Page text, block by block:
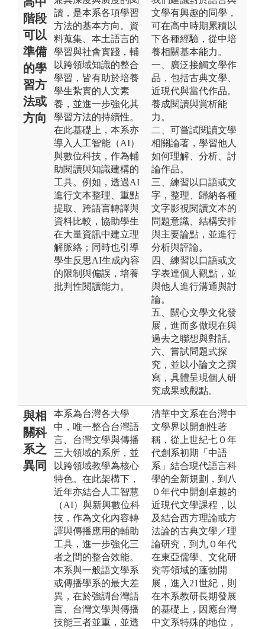
階段
可以
準備
的學
習方
法或
方向
讀，是本系各項學習
方法的基本方向。資
料蒐集、本土語言的
學習與社會實踐，輔
以跨領域知識的整合
學習，皆有助於培養
學生紮實的人文素
養，並進一步強化其
學習方法的持續性。
在此基礎上，本系亦
導入人工智能（AI）
與數位科技，作為輔
助閱讀與知識建構的
工具。例如，透過AI
進行文本整理、重點
提取、跨語言轉譯與
資料比較，協助學生
在大量資訊中建立理
解脈絡；同時也引導
學生反思AI生成內容
的限制與偏誤，培養
批判性閱讀能力。
文學有興趣的同學，
可在高中時期累積以
下各種經驗，從中培
養相關基本能力。
一、廣泛接觸文學作
品，包括古典文學、
近現代與當代作品。
養成閱讀與賞析能
力。
二、可嘗試閱讀文學
相關論著，學習他人
如何理解、分析、討
論作品。
三、練習以口語或文
字，整理、歸納各種
文字影視閱讀文本的
問題意識、結構安排
與主要論點，並進行
分析與評論。
四、練習以口語或文
字表達個人觀點，並
與他人進行溝通與討
論。
五、關心文學文化發
展，進而多做現在與
過去之聯想與對話。
六、嘗試問題式探
究，並以小論文之撰
寫，具體呈現個人研
究成果或觀點。
與相
關科
系之
異同
本系為台灣各大學
中，唯一整合台灣語
言、台灣文學與傳播
三大領域的系所，並
以跨領域教學為核心
特色。在此架構下，
近年亦結合人工智慧
（AI）與新興數位科
技，作為文化內容轉
譯與傳播應用的輔助
工具，進一步強化三
者之間的整合效能。
本系與一般語文學系
或傳播學系的最大差
異，在於強調台灣語
言、台灣文學與傳播
技能三者並重，並透
清華中文系在台灣中
文學界以開創性著
稱，從上世紀七０年
代創系初期「中語
系」結合現代語言科
學的全新規劃，到八
０年代中開創卓越的
近現代文學課程，以
及結合西方理論或方
法論的古典文學／理
論研究，到九０年代
在東亞儒學、文化研
究等領域的蓬勃開
展，進入21世紀，則
在本系教研長期發展
的基礎上，因應台灣
中文系特殊的地位，